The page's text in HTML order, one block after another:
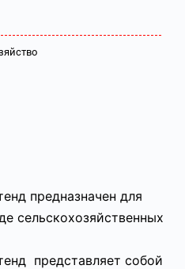
предназначен для
сельскохозяйственных
представляет собой